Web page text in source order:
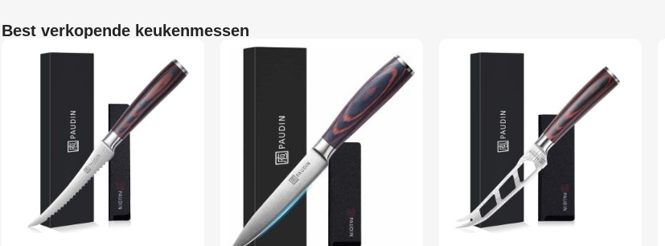
Best verkopende keukenmessen